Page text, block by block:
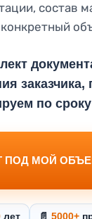
состав
по
ПОД МОЙ
лет 📄5000+